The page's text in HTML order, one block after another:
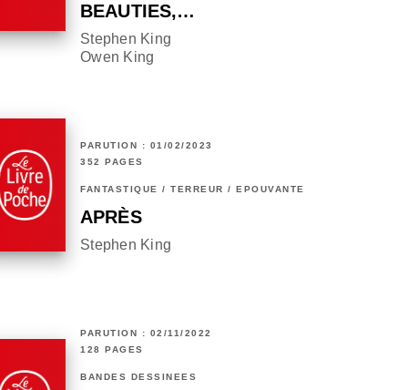
BEAUTIES,…
Stephen King
Owen King
PARUTION : 01/02/2023
352 PAGES
FANTASTIQUE / TERREUR / EPOUVANTE
APRÈS
Stephen King
PARUTION : 02/11/2022
128 PAGES
BANDES DESSINÉES